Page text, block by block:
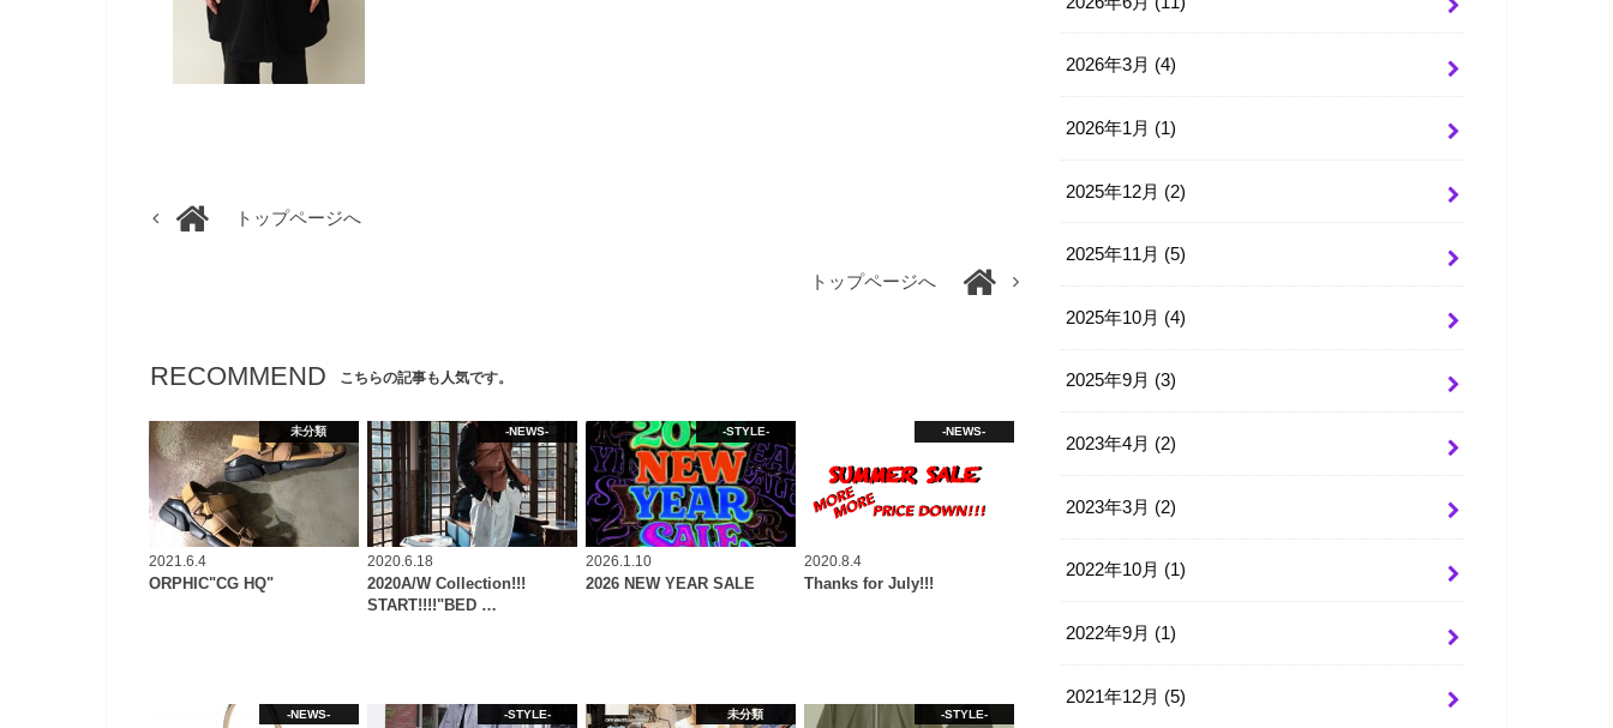
トップページへ
トップページへ
RECOMMEND こちらの記事も人気です。
未分類
2021.6.4
ORPHIC"CG HQ"
-NEWS-
2020.6.18
2020A/W Collection!!!
START!!!!"BED …
-STYLE-
2026.1.10
2026 NEW YEAR SALE
-NEWS-
2020.8.4
Thanks for July!!!
-NEWS- -STYLE- 未分類 -STYLE-
2026年3月 (4)
2026年1月 (1)
2025年12月 (2)
2025年11月 (5)
2025年10月 (4)
2025年9月 (3)
2023年4月 (2)
2023年3月 (2)
2022年10月 (1)
2022年9月 (1)
2021年12月 (5)